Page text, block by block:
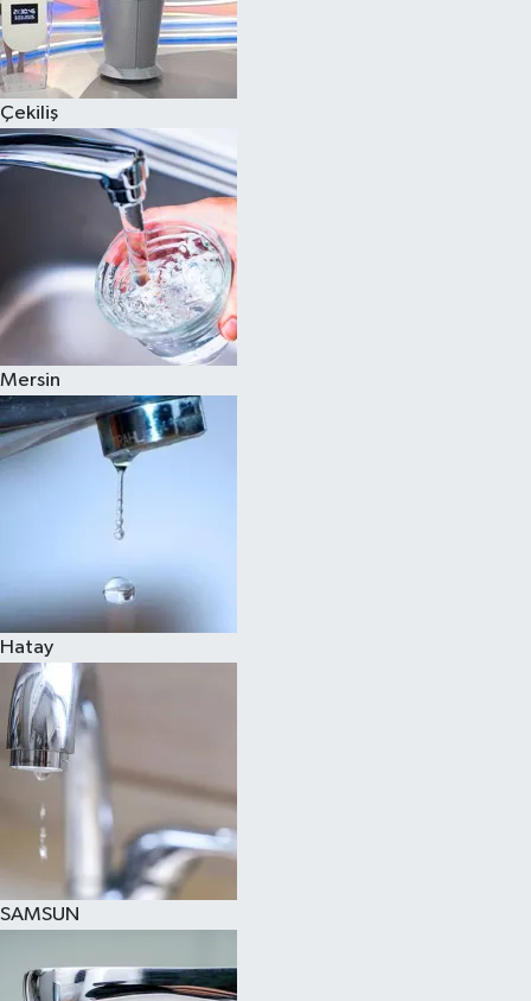
Çekiliş
Mersin
Hatay
SAMSUN